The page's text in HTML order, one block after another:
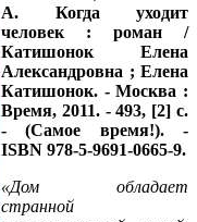
А. Когда уходит
человек : роман /
Катишонок Елена
Александровна ; Елена
Катишонок. - Москва :
Время, 2011. - 493, [2] с.
- (Самое время!). -
ISBN 978-5-9691-0665-9.
«Дом обладает
странной